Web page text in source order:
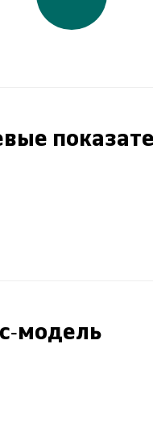
модель